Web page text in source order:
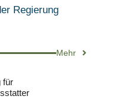
Regierung
Mehr
für